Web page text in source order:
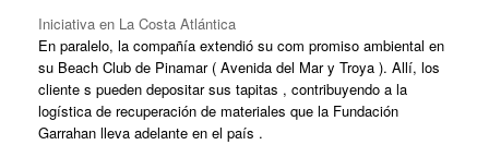
Iniciativa en La Costa Atlántica
En paralelo, la compañía extendió su com promiso ambiental en
su Beach Club de Pinamar ( Avenida del Mar y Troya ). Allí, los
cliente s pueden depositar sus tapitas , contribuyendo a la
logística de recuperación de materiales que la Fundación
Garrahan lleva adelante en el país .